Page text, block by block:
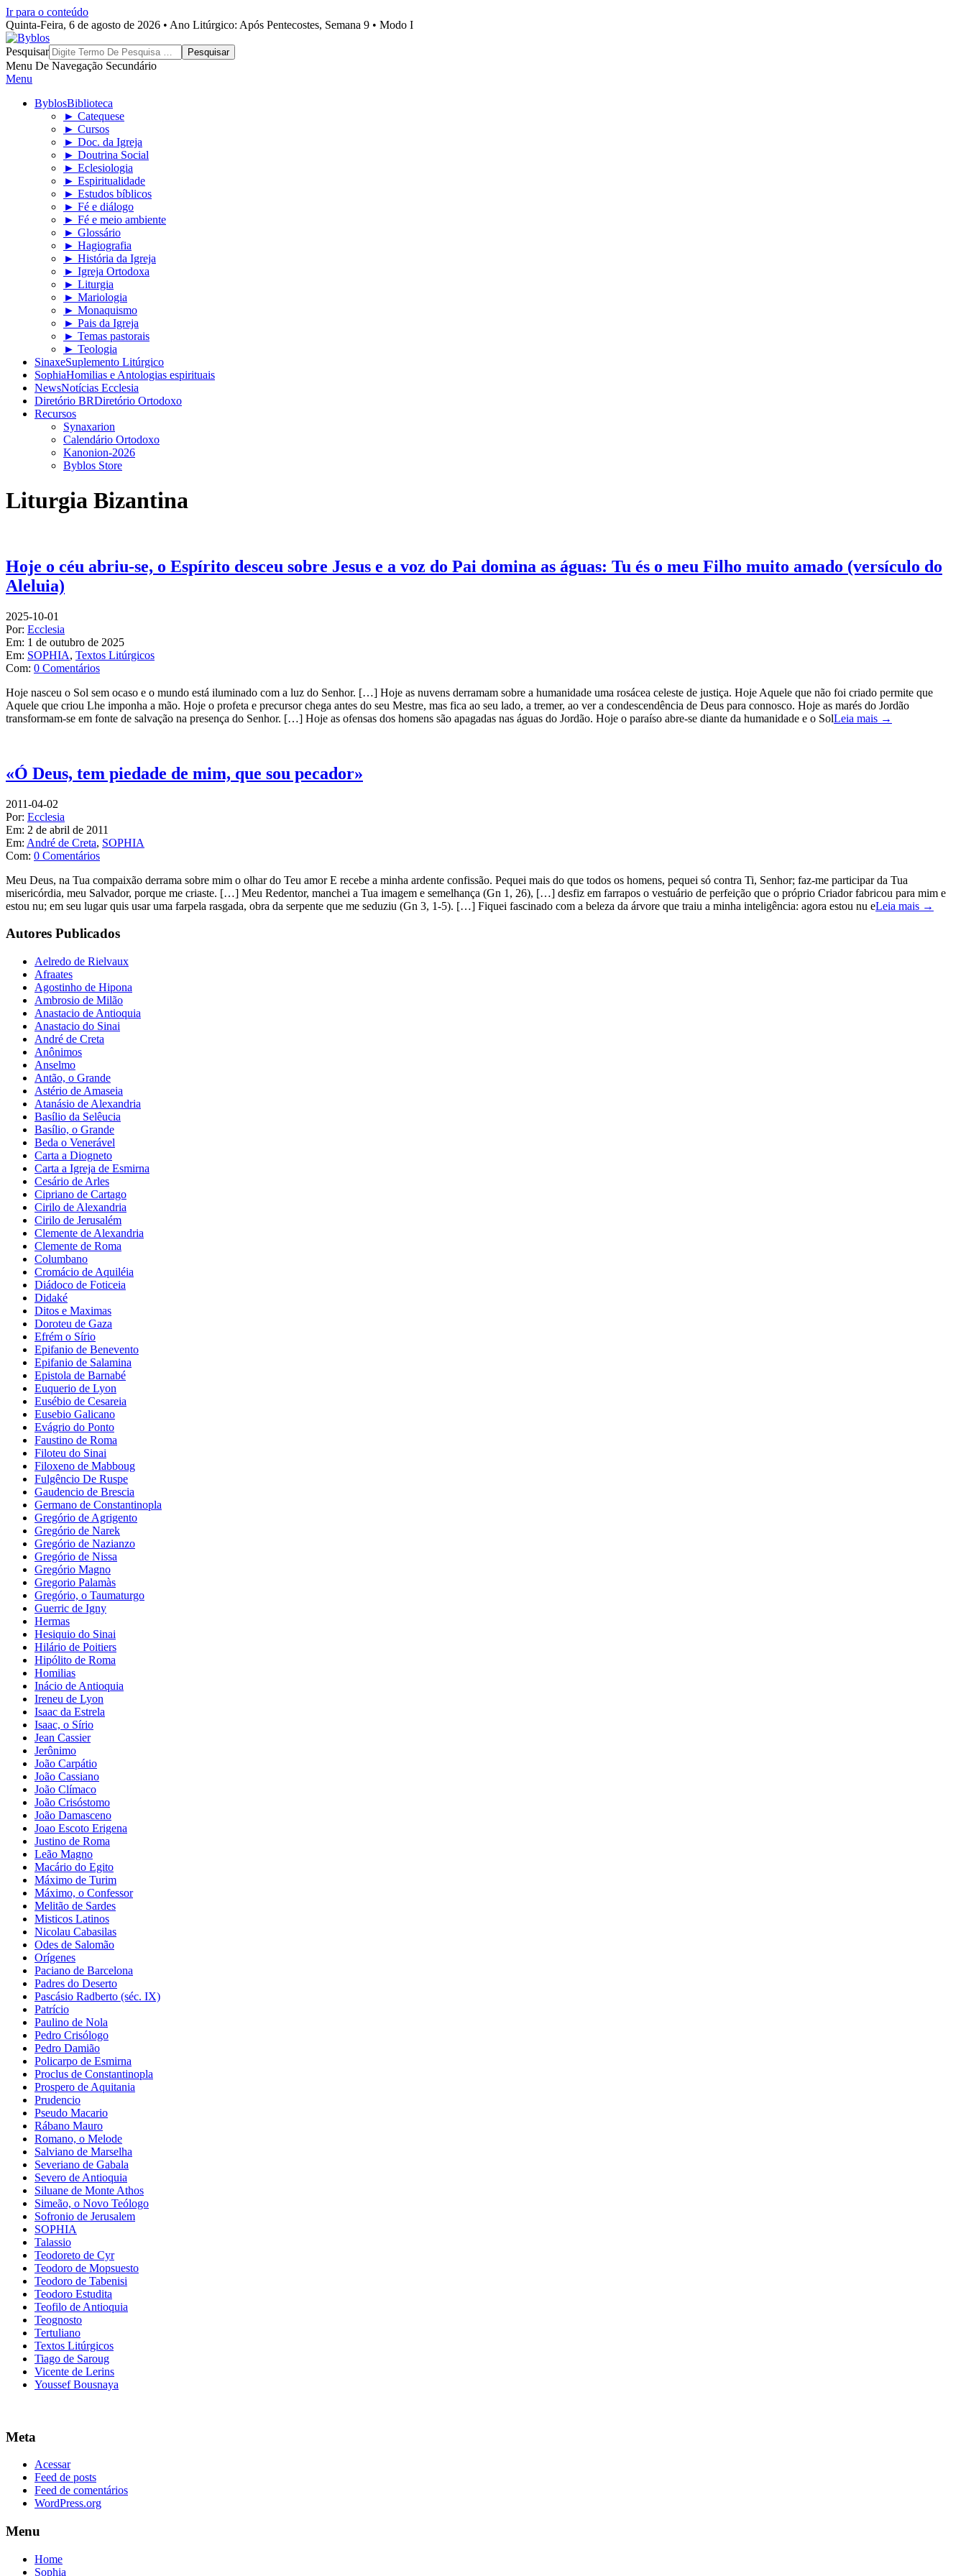
Ir para o conteúdo
Quinta-Feira, 6 de agosto de 2026 • Ano Litúrgico: Após Pentecostes, Semana 9 • Modo I
Byblos
Pesquisar
Menu De Navegação Secundário
Menu
ByblosBiblioteca
► Catequese
► Cursos
► Doc. da Igreja
► Doutrina Social
► Eclesiologia
► Espiritualidade
► Estudos bíblicos
► Fé e diálogo
► Fé e meio ambiente
► Glossário
► Hagiografia
► História da Igreja
► Igreja Ortodoxa
► Liturgia
► Mariologia
► Monaquismo
► Pais da Igreja
► Temas pastorais
► Teologia
SinaxeSuplemento Litúrgico
SophiaHomilias e Antologias espirituais
NewsNotícias Ecclesia
Diretório BRDiretório Ortodoxo
Recursos
Synaxarion
Calendário Ortodoxo
Kanonion-2026
Byblos Store
Liturgia Bizantina
Hoje o céu abriu-se, o Espírito desceu sobre Jesus e a voz do Pai domina as águas: Tu és o meu Filho muito amado (versículo do
Aleluia)
2025-10-01
Por: Ecclesia
Em: 1 de outubro de 2025
Em: SOPHIA, Textos Litúrgicos
Com: 0 Comentários
Hoje nasceu o Sol sem ocaso e o mundo está iluminado com a luz do Senhor. […] Hoje as nuvens derramam sobre a humanidade uma rosácea celeste de justiça. Hoje Aquele que não foi criado permite que
Aquele que criou Lhe imponha a mão. Hoje o profeta e precursor chega antes do seu Mestre, mas fica ao seu lado, a tremer, ao ver a condescendência de Deus para connosco. Hoje as marés do Jordão
transformam-se em fonte de salvação na presença do Senhor. […] Hoje as ofensas dos homens são apagadas nas águas do Jordão. Hoje o paraíso abre-se diante da humanidade e o SolLeia mais →
«Ó Deus, tem piedade de mim, que sou pecador»
2011-04-02
Por: Ecclesia
Em: 2 de abril de 2011
Em: André de Creta, SOPHIA
Com: 0 Comentários
Meu Deus, na Tua compaixão derrama sobre mim o olhar do Teu amor E recebe a minha ardente confissão. Pequei mais do que todos os homens, pequei só contra Ti, Senhor; faz-me participar da Tua
misericórdia, meu Salvador, porque me criaste. […] Meu Redentor, manchei a Tua imagem e semelhança (Gn 1, 26), […] desfiz em farrapos o vestuário de perfeição que o próprio Criador fabricou para mim e
estou nu; em seu lugar quis usar uma farpela rasgada, obra da serpente que me seduziu (Gn 3, 1-5). […] Fiquei fascinado com a beleza da árvore que traiu a minha inteligência: agora estou nu eLeia mais →
Autores Publicados
Aelredo de Rielvaux
Afraates
Agostinho de Hipona
Ambrosio de Milão
Anastacio de Antioquia
Anastacio do Sinai
André de Creta
Anônimos
Anselmo
Antão, o Grande
Astério de Amaseia
Atanásio de Alexandria
Basílio da Selêucia
Basílio, o Grande
Beda o Venerável
Carta a Diogneto
Carta a Igreja de Esmirna
Cesário de Arles
Cipriano de Cartago
Cirilo de Alexandria
Cirilo de Jerusalém
Clemente de Alexandria
Clemente de Roma
Columbano
Cromácio de Aquiléia
Diádoco de Foticeia
Didaké
Ditos e Maximas
Doroteu de Gaza
Efrém o Sírio
Epifanio de Benevento
Epifanio de Salamina
Epistola de Barnabé
Euquerio de Lyon
Eusébio de Cesareia
Eusebio Galicano
Evágrio do Ponto
Faustino de Roma
Filoteu do Sinai
Filoxeno de Mabboug
Fulgêncio De Ruspe
Gaudencio de Brescia
Germano de Constantinopla
Gregório de Agrigento
Gregório de Narek
Gregório de Nazianzo
Gregório de Nissa
Gregório Magno
Gregorio Palamàs
Gregório, o Taumaturgo
Guerric de Igny
Hermas
Hesiquio do Sinai
Hilário de Poitiers
Hipólito de Roma
Homilias
Inácio de Antioquia
Ireneu de Lyon
Isaac da Estrela
Isaac, o Sírio
Jean Cassier
Jerônimo
João Carpátio
João Cassiano
João Clímaco
João Crisóstomo
João Damasceno
Joao Escoto Erigena
Justino de Roma
Leão Magno
Macário do Egito
Máximo de Turim
Máximo, o Confessor
Melitão de Sardes
Misticos Latinos
Nicolau Cabasilas
Odes de Salomão
Orígenes
Paciano de Barcelona
Padres do Deserto
Pascásio Radberto (séc. IX)
Patrício
Paulino de Nola
Pedro Crisólogo
Pedro Damião
Policarpo de Esmirna
Proclus de Constantinopla
Prospero de Aquitania
Prudencio
Pseudo Macario
Rábano Mauro
Romano, o Melode
Salviano de Marselha
Severiano de Gabala
Severo de Antioquia
Siluane de Monte Athos
Simeão, o Novo Teólogo
Sofronio de Jerusalem
SOPHIA
Talassio
Teodoreto de Cyr
Teodoro de Mopsuesto
Teodoro de Tabenisi
Teodoro Estudita
Teofilo de Antioquia
Teognosto
Tertuliano
Textos Litúrgicos
Tiago de Saroug
Vicente de Lerins
Youssef Bousnaya
Meta
Acessar
Feed de posts
Feed de comentários
WordPress.org
Menu
Home
Sophia